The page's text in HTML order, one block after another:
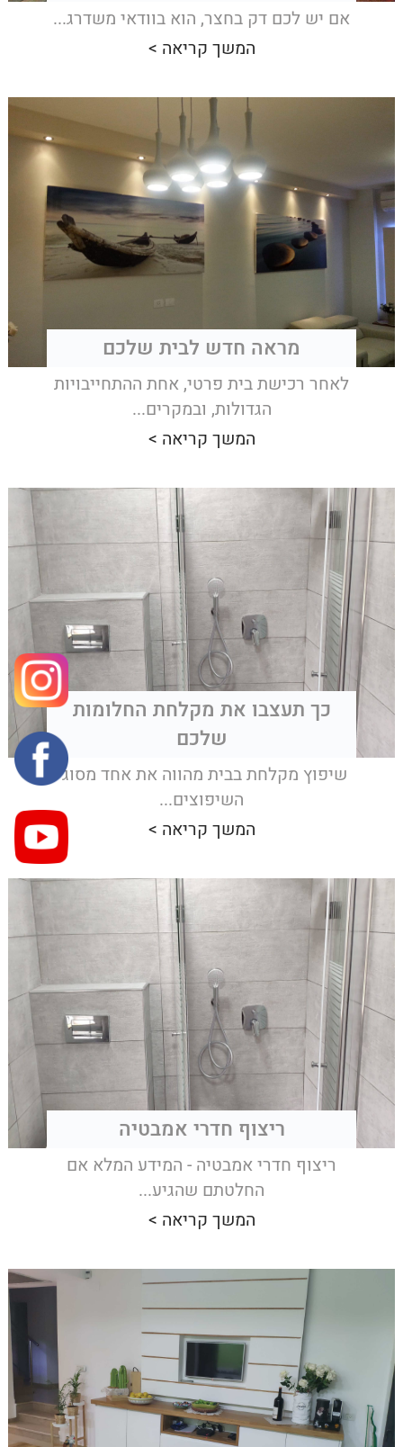
אם יש לכם דק בחצר, הוא בוודאי משדרג...
המשך קריאה >
מראה חדש לבית שלכם
לאחר רכישת בית פרטי, אחת ההתחייבויות
הגדולות, ובמקרים...
המשך קריאה >
כך תעצבו את מקלחת החלומות
שלכם
שיפוץ מקלחת בבית מהווה את אחד מסוגי
השיפוצים...
המשך קריאה >
ריצוף חדרי אמבטיה
ריצוף חדרי אמבטיה - המידע המלא אם
החלטתם שהגיע...
המשך קריאה >